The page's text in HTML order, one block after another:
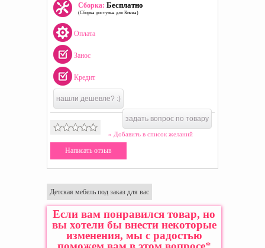
Сборка: Бесплатно
(Сборка доступна для Киева)
Оплата
Занос
Кредит
нашли дешевле? :)
задать вопрос по товару
» Добавить в список желаний
Написать отзыв
Детская мебель под заказ для вас
Если вам понравился товар, но
вы хотели бы внести некоторые
изменения, мы с радостью